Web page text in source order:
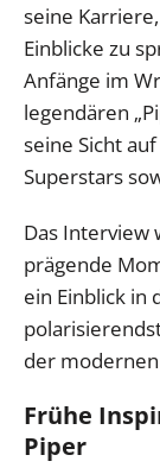
seine
Einblicke zu
Anfänge im
legendären
seine Sicht
Superstars
Das Interview
prägende
ein Einblick in
der
Frühe
Piper